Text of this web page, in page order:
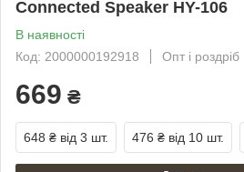
Connected Speaker HY-106
В наявності
Код: 2000000192918
Опт і роздріб
669 ₴
648 ₴ від 3 шт. 476 ₴ від 10 шт.